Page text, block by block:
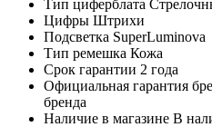
Тип циферблата
Цифры Штрихи
Подсветка SuperLuminova
Тип ремешка Кожа
Срок гарантии 2 года
Официальная гарантия
бренда
Наличие в магазине В